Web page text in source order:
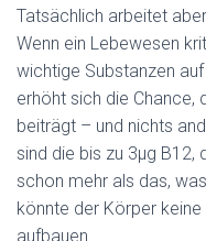
Tatsächlich arbeitet
Wenn ein Lebewesen
wichtige Substanzen
erhöht sich die Chance,
beiträgt – und nichts
sind die bis zu 3µg B12,
schon mehr als das,
könnte der Körper
aufbauen.